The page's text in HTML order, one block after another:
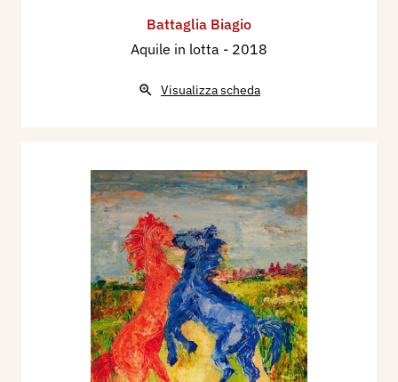
Battaglia Biagio
Aquile in lotta - 2018
Visualizza scheda